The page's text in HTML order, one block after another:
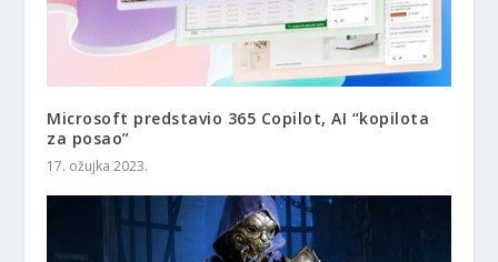
Microsoft predstavio 365 Copilot, AI “kopilota
za posao”
17. ožujka 2023.